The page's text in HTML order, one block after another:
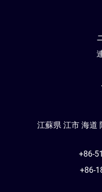
江蘇県 江市 海道
+86-
+86-